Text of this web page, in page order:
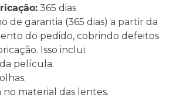
365 dias
de garantia (365 dias) a partir da
do pedido, cobrindo defeitos
Isso inclui:
película.
no material das lentes.